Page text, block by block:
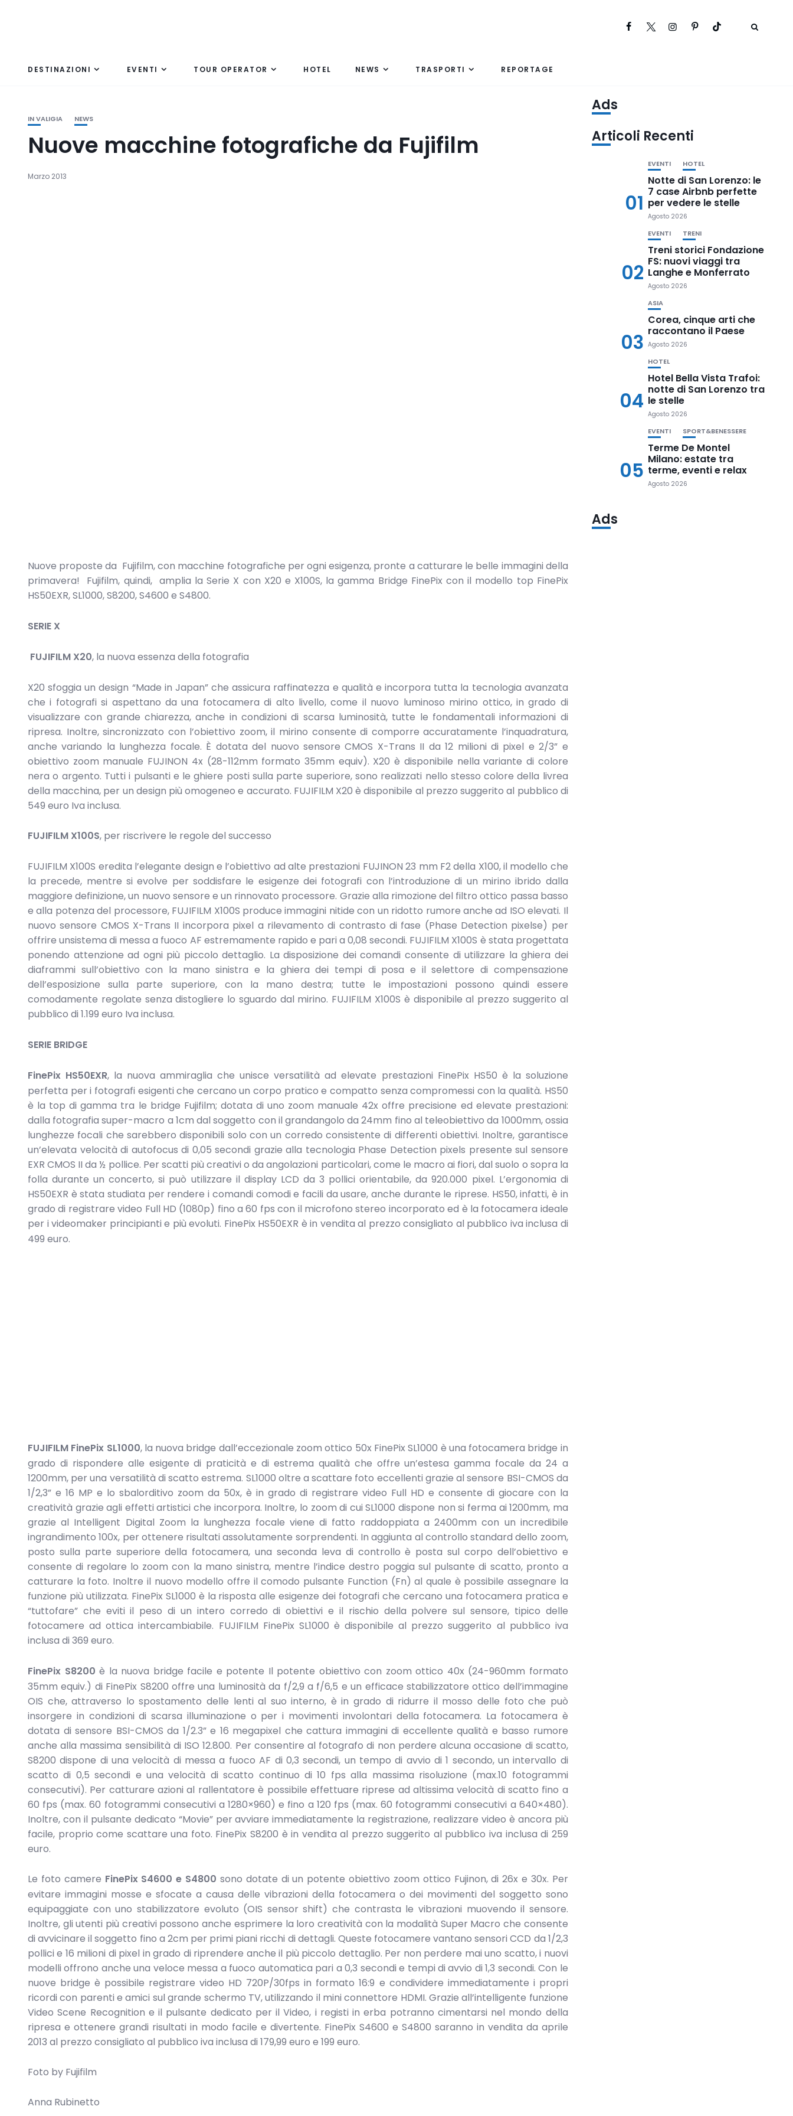
DESTINAZIONI EVENTI TOUR OPERATOR HOTEL NEWS TRASPORTI REPORTAGE
IN VALIGIA NEWS
Nuove macchine fotografiche da Fujifilm
Marzo 2013
Nuove proposte da Fujifilm, con macchine fotografiche per ogni esigenza, pronte a catturare le belle immagini della
primavera! Fujifilm, quindi, amplia la Serie X con X20 e X100S, la gamma Bridge FinePix con il modello top FinePix
HS50EXR, SL1000, S8200, S4600 e S4800.
SERIE X
FUJIFILM X20, la nuova essenza della fotografia
X20 sfoggia un design “Made in Japan” che assicura raffinatezza e qualità e incorpora tutta la tecnologia avanzata
che i fotografi si aspettano da una fotocamera di alto livello, come il nuovo luminoso mirino ottico, in grado di
visualizzare con grande chiarezza, anche in condizioni di scarsa luminosità, tutte le fondamentali informazioni di
ripresa. Inoltre, sincronizzato con l’obiettivo zoom, il mirino consente di comporre accuratamente l’inquadratura,
anche variando la lunghezza focale. È dotata del nuovo sensore CMOS X-Trans II da 12 milioni di pixel e 2/3” e
obiettivo zoom manuale FUJINON 4x (28-112mm formato 35mm equiv). X20 è disponibile nella variante di colore
nera o argento. Tutti i pulsanti e le ghiere posti sulla parte superiore, sono realizzati nello stesso colore della livrea
della macchina, per un design più omogeneo e accurato. FUJIFILM X20 è disponibile al prezzo suggerito al pubblico di
549 euro Iva inclusa.
FUJIFILM X100S, per riscrivere le regole del successo
FUJIFILM X100S eredita l’elegante design e l’obiettivo ad alte prestazioni FUJINON 23 mm F2 della X100, il modello che
la precede, mentre si evolve per soddisfare le esigenze dei fotografi con l’introduzione di un mirino ibrido dalla
maggiore definizione, un nuovo sensore e un rinnovato processore. Grazie alla rimozione del filtro ottico passa basso
e alla potenza del processore, FUJIFILM X100S produce immagini nitide con un ridotto rumore anche ad ISO elevati. Il
nuovo sensore CMOS X-Trans II incorpora pixel a rilevamento di contrasto di fase (Phase Detection pixelse) per
offrire unsistema di messa a fuoco AF estremamente rapido e pari a 0,08 secondi. FUJIFILM X100S è stata progettata
ponendo attenzione ad ogni più piccolo dettaglio. La disposizione dei comandi consente di utilizzare la ghiera dei
diaframmi sull’obiettivo con la mano sinistra e la ghiera dei tempi di posa e il selettore di compensazione
dell’esposizione sulla parte superiore, con la mano destra; tutte le impostazioni possono quindi essere
comodamente regolate senza distogliere lo sguardo dal mirino. FUJIFILM X100S è disponibile al prezzo suggerito al
pubblico di 1.199 euro Iva inclusa.
SERIE BRIDGE
FinePix HS50EXR, la nuova ammiraglia che unisce versatilità ad elevate prestazioni FinePix HS50 è la soluzione
perfetta per i fotografi esigenti che cercano un corpo pratico e compatto senza compromessi con la qualità. HS50
è la top di gamma tra le bridge Fujifilm; dotata di uno zoom manuale 42x offre precisione ed elevate prestazioni:
dalla fotografia super-macro a 1cm dal soggetto con il grandangolo da 24mm fino al teleobiettivo da 1000mm, ossia
lunghezze focali che sarebbero disponibili solo con un corredo consistente di differenti obiettivi. Inoltre, garantisce
un’elevata velocità di autofocus di 0,05 secondi grazie alla tecnologia Phase Detection pixels presente sul sensore
EXR CMOS II da ½ pollice. Per scatti più creativi o da angolazioni particolari, come le macro ai fiori, dal suolo o sopra la
folla durante un concerto, si può utilizzare il display LCD da 3 pollici orientabile, da 920.000 pixel. L’ergonomia di
HS50EXR è stata studiata per rendere i comandi comodi e facili da usare, anche durante le riprese. HS50, infatti, è in
grado di registrare video Full HD (1080p) fino a 60 fps con il microfono stereo incorporato ed è la fotocamera ideale
per i videomaker principianti e più evoluti. FinePix HS50EXR è in vendita al prezzo consigliato al pubblico iva inclusa di
499 euro.
FUJIFILM FinePix SL1000, la nuova bridge dall’eccezionale zoom ottico 50x FinePix SL1000 è una fotocamera bridge in
grado di rispondere alle esigente di praticità e di estrema qualità che offre un’estesa gamma focale da 24 a
1200mm, per una versatilità di scatto estrema. SL1000 oltre a scattare foto eccellenti grazie al sensore BSI-CMOS da
1/2,3” e 16 MP e lo sbalorditivo zoom da 50x, è in grado di registrare video Full HD e consente di giocare con la
creatività grazie agli effetti artistici che incorpora. Inoltre, lo zoom di cui SL1000 dispone non si ferma ai 1200mm, ma
grazie al Intelligent Digital Zoom la lunghezza focale viene di fatto raddoppiata a 2400mm con un incredibile
ingrandimento 100x, per ottenere risultati assolutamente sorprendenti. In aggiunta al controllo standard dello zoom,
posto sulla parte superiore della fotocamera, una seconda leva di controllo è posta sul corpo dell’obiettivo e
consente di regolare lo zoom con la mano sinistra, mentre l’indice destro poggia sul pulsante di scatto, pronto a
catturare la foto. Inoltre il nuovo modello offre il comodo pulsante Function (Fn) al quale è possibile assegnare la
funzione più utilizzata. FinePix SL1000 è la risposta alle esigenze dei fotografi che cercano una fotocamera pratica e
“tuttofare” che eviti il peso di un intero corredo di obiettivi e il rischio della polvere sul sensore, tipico delle
fotocamere ad ottica intercambiabile. FUJIFILM FinePix SL1000 è disponibile al prezzo suggerito al pubblico iva
inclusa di 369 euro.
FinePix S8200 è la nuova bridge facile e potente Il potente obiettivo con zoom ottico 40x (24-960mm formato
35mm equiv.) di FinePix S8200 offre una luminosità da f/2,9 a f/6,5 e un efficace stabilizzatore ottico dell’immagine
OIS che, attraverso lo spostamento delle lenti al suo interno, è in grado di ridurre il mosso delle foto che può
insorgere in condizioni di scarsa illuminazione o per i movimenti involontari della fotocamera. La fotocamera è
dotata di sensore BSI-CMOS da 1/2.3” e 16 megapixel che cattura immagini di eccellente qualità e basso rumore
anche alla massima sensibilità di ISO 12.800. Per consentire al fotografo di non perdere alcuna occasione di scatto,
S8200 dispone di una velocità di messa a fuoco AF di 0,3 secondi, un tempo di avvio di 1 secondo, un intervallo di
scatto di 0,5 secondi e una velocità di scatto continuo di 10 fps alla massima risoluzione (max.10 fotogrammi
consecutivi). Per catturare azioni al rallentatore è possibile effettuare riprese ad altissima velocità di scatto fino a
60 fps (max. 60 fotogrammi consecutivi a 1280×960) e fino a 120 fps (max. 60 fotogrammi consecutivi a 640×480).
Inoltre, con il pulsante dedicato “Movie” per avviare immediatamente la registrazione, realizzare video è ancora più
facile, proprio come scattare una foto. FinePix S8200 è in vendita al prezzo suggerito al pubblico iva inclusa di 259
euro.
Le foto camere FinePix S4600 e S4800 sono dotate di un potente obiettivo zoom ottico Fujinon, di 26x e 30x. Per
evitare immagini mosse e sfocate a causa delle vibrazioni della fotocamera o dei movimenti del soggetto sono
equipaggiate con uno stabilizzatore evoluto (OIS sensor shift) che contrasta le vibrazioni muovendo il sensore.
Inoltre, gli utenti più creativi possono anche esprimere la loro creatività con la modalità Super Macro che consente
di avvicinare il soggetto fino a 2cm per primi piani ricchi di dettagli. Queste fotocamere vantano sensori CCD da 1/2,3
pollici e 16 milioni di pixel in grado di riprendere anche il più piccolo dettaglio. Per non perdere mai uno scatto, i nuovi
modelli offrono anche una veloce messa a fuoco automatica pari a 0,3 secondi e tempi di avvio di 1,3 secondi. Con le
nuove bridge è possibile registrare video HD 720P/30fps in formato 16:9 e condividere immediatamente i propri
ricordi con parenti e amici sul grande schermo TV, utilizzando il mini connettore HDMI. Grazie all’intelligente funzione
Video Scene Recognition e il pulsante dedicato per il Video, i registi in erba potranno cimentarsi nel mondo della
ripresa e ottenere grandi risultati in modo facile e divertente. FinePix S4600 e S4800 saranno in vendita da aprile
2013 al prezzo consigliato al pubblico iva inclusa di 179,99 euro e 199 euro.
Foto by Fujifilm
Anna Rubinetto
Ads
Articoli Recenti
01
EVENTI HOTEL
Notte di San Lorenzo: le
7 case Airbnb perfette
per vedere le stelle
Agosto 2026
02
EVENTI TRENI
Treni storici Fondazione
FS: nuovi viaggi tra
Langhe e Monferrato
Agosto 2026
03
ASIA
Corea, cinque arti che
raccontano il Paese
Agosto 2026
04
HOTEL
Hotel Bella Vista Trafoi:
notte di San Lorenzo tra
le stelle
Agosto 2026
05
EVENTI SPORT&BENESSERE
Terme De Montel
Milano: estate tra
terme, eventi e relax
Agosto 2026
Ads